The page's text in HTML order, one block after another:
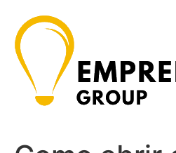
para
conteúdo